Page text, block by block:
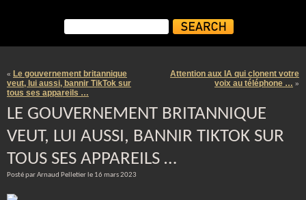
« Le gouvernement britannique
veut, lui aussi, bannir TikTok sur
tous ses appareils …
Attention aux IA qui clonent votre
voix au téléphone … »
LE GOUVERNEMENT BRITANNIQUE
VEUT, LUI AUSSI, BANNIR TIKTOK SUR
TOUS SES APPAREILS …
Posté par Arnaud Pelletier le 16 mars 2023